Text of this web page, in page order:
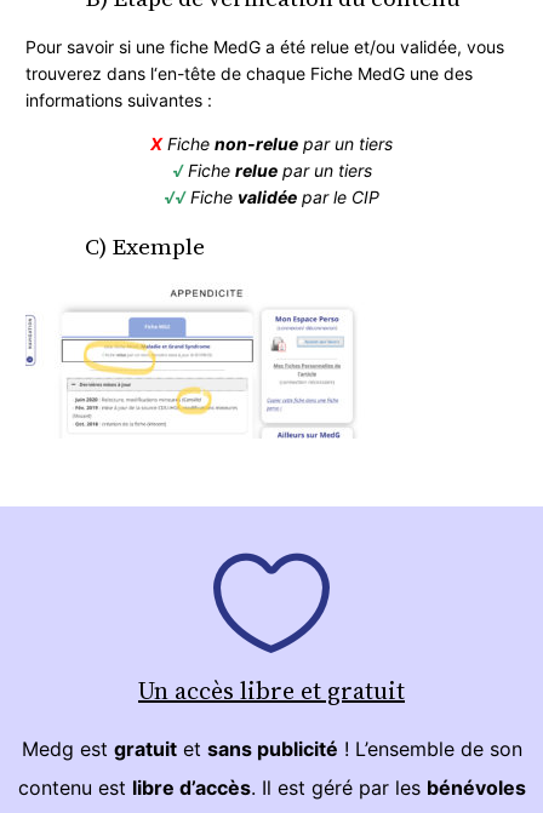
Pour savoir si une fiche MedG a été relue et/ou validée, vous
trouverez dans l‘en-tête de chaque Fiche MedG une des
informations suivantes :
XFiche non-relue par un tiers
√Fiche reluepar un tiers
√√ Fiche validée par le CIP
C) Exemple
Un accès libre et gratuit
Medg est gratuitet sans publicité ! L’ensemble de son
contenu est libre d’accès. Il est géré par les bénévoles